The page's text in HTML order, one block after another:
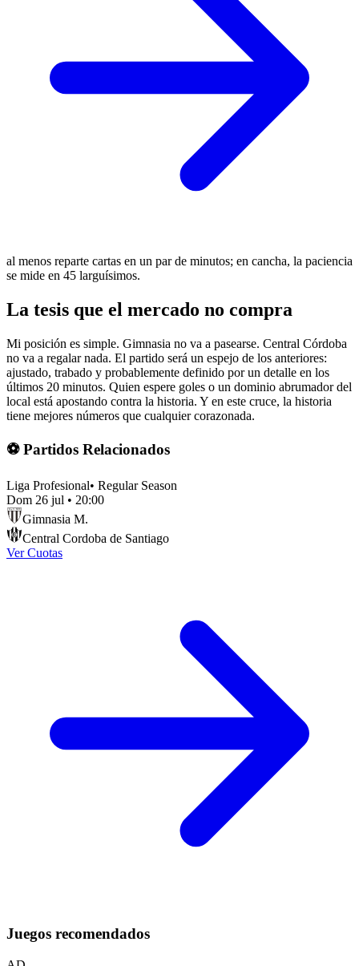
al menos reparte cartas en un par de minutos; en cancha, la paciencia
se mide en 45 larguísimos.
La tesis que el mercado no compra
Mi posición es simple. Gimnasia no va a pasearse. Central Córdoba
no va a regalar nada. El partido será un espejo de los anteriores:
ajustado, trabado y probablemente definido por un detalle en los
últimos 20 minutos. Quien espere goles o un dominio abrumador del
local está apostando contra la historia. Y en este cruce, la historia
tiene mejores números que cualquier corazonada.
⚽ Partidos Relacionados
Liga Profesional• Regular Season
Dom 26 jul • 20:00
Gimnasia M.
Central Cordoba de Santiago
Ver Cuotas
Juegos recomendados